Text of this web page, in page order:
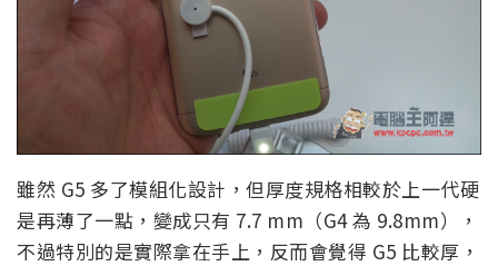
雖然 G5 多了模組化設計，但厚度規格相較於上一代硬
是再薄了一點，變成只有 7.7 mm（G4 為 9.8mm），
不過特別的是實際拿在手上，反而會覺得 G5 比較厚，